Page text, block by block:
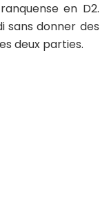
en D2.
sans donner des
deux parties.